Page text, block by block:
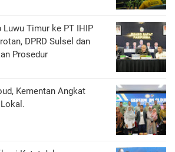
Luwu Timur ke PT IHIP
DPRD Sulsel dan
Prosedur
Kementan Angkat